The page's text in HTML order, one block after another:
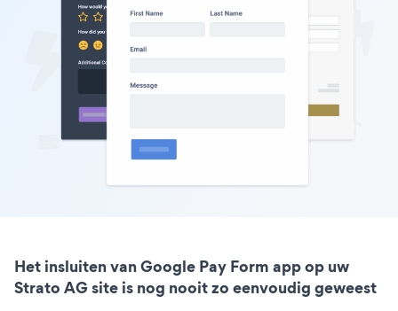
Het insluiten van Google Pay Form app op uw
Strato AG site is nog nooit zo eenvoudig geweest